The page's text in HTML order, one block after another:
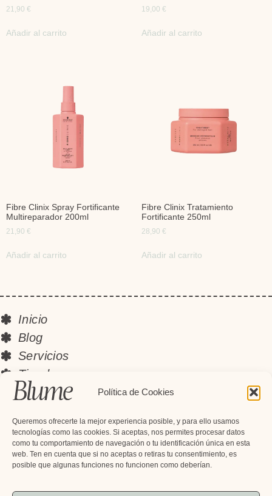
Política de Cookies
Queremos ofrecerte la mejor experiencia posible, y para ello usamos
tecnologías como las cookies. Si aceptas, nos permites procesar datos
como tu comportamiento de navegación o tu identificación única en esta
web. Ten en cuenta que si no aceptas o retiras tu consentimiento, es
posible que algunas funciones no funcionen como deberían.
21,90 €
Añadir al carrito
19,00 €
Añadir al carrito
Fibre Clinix Spray Fortificante
Multireparador 200ml
21,90 €
Añadir al carrito
Fibre Clinix Tratamiento
Fortificante 250ml
28,90 €
Añadir al carrito
Newsletter
Suscríbete y recibe descuentos
exclusivos, novedades y mucho más
Inicio
Blog
Servicios
Tienda
Instagram